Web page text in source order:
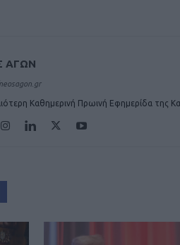
ΑΓΩΝ
Καθημερινή Πρωινή Εφημερίδα της